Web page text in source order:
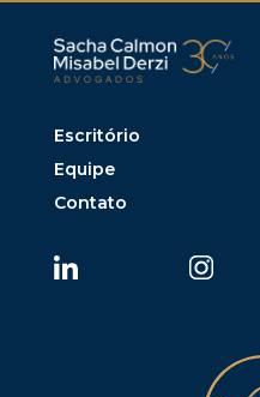
Escritório
Equipe
Contato